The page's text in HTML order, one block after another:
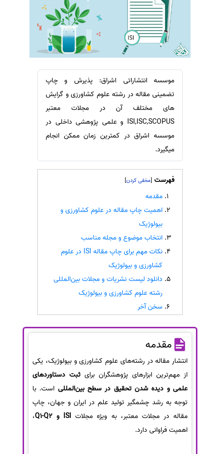
ترجمه عربی به فارسی
مشاهده همه زبان ها
سفارش ویرایش
سفارش پارافریز
سفارش فرمت‌بندی
سفارش کاهش کمیت
سفارش معرفی مجله
سفارش معرفی مقاله
سفارش معرفی کتاب
سفارش چکیده مبسوط
سفارش ترجمه مولتی‌مدیا
سفارش گویندگی
سفارش تولید محتوا
سفارش تهیه کاورلتر
سفارش انگیزه‌نامه‌SOP
موسسه انتشاراتی اشراق: پذیرش و چاپ
تضمینی مقاله در رشته علوم کشاورزی و گرایش
های مختلف آن در مجلات معتبر
ISI,ISC,SCOPUS و علمی پژوهشی داخلی در
موسسه اشراق در کمترین زمان ممکن انجام
میگیرد.
فهرست [
]
مقدمه
اهمیت چاپ مقاله در علوم کشاورزی و
بیولوژیک
انتخاب موضوع و مجله مناسب
نکات مهم برای چاپ مقاله ISI در علوم
کشاورزی و بیولوژیک
دانلود لیست نشریات و مجلات بین‌المللی
رشته علوم کشاورزی و بیولوژیک
سخن آخر
مقدمه
انتشار مقاله در رشته‌های علوم کشاورزی و بیولوژیک، یکی
از مهم‌ترین ابزارهای پژوهشگران برای ثبت دستاوردهای
علمی و دیده شدن تحقیق در سطح بین‌المللی است. با
توجه به رشد چشمگیر تولید علم در ایران و جهان، چاپ
مقاله در مجلات معتبر، به ویژه مجلات ISI و Q1-Q2
،
اهمیت فراوانی دارد.